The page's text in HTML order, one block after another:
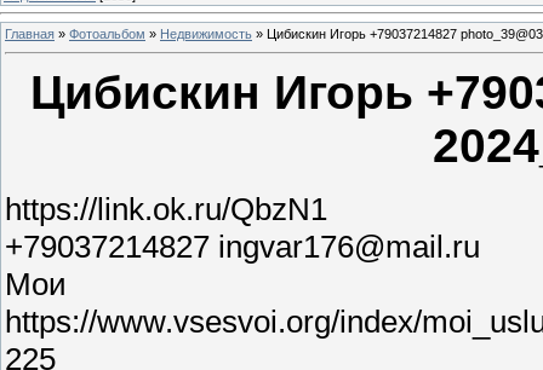
Главная » Фотоальбом » Недвижимость » Цибискин Игорь +79037214827
Цибискин Игорь
https://link.ok.ru/QbzN1
+79037214827 ingvar176@mail.ru
Мои
https://www.vsesvoi.org/index/
225